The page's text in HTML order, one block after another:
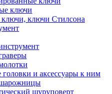
ключи
ключи, ключи Стилсона
головки и аксессуары к ним
шуруповерт